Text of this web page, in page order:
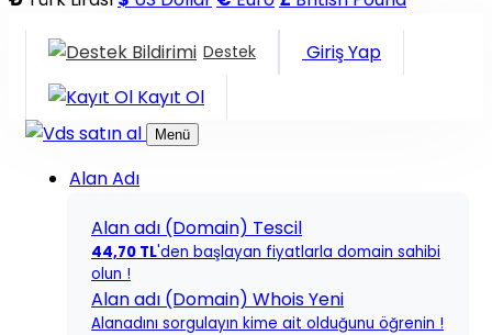
Destek
Giriş Yap
Kayıt Ol
Menü
Alan Adı
Alan adı (Domain) Tescil
44,70 TL'den başlayan fiyatlarla domain sahibi
olun !
Alan adı (Domain) WhoisYeni
Alanadını sorgulayın kime ait olduğunu öğrenin !